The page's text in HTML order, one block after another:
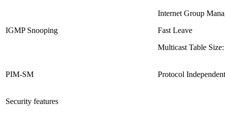
IGMP Snooping
Internet Group
Fast Leave
Multicast Table
PIM-SM Protocol
Security features